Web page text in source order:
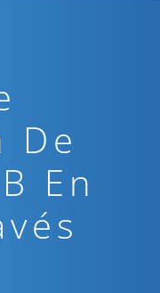
De
En